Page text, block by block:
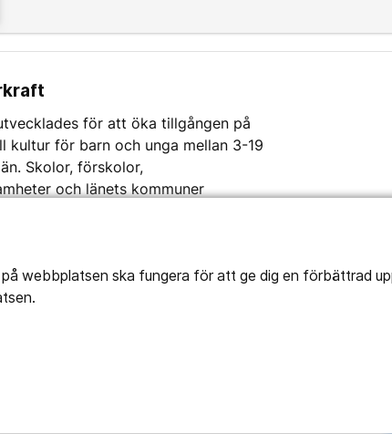
webbplatsen ska fungera för att ge dig en förbättrad
för att öka tillgången på
kultur för barn och unga mellan 3-19
Skolor, förskolor,
och länets kommuner
det urval av kulturutbud som
denna webbplats. Specifikt innehåll
med kulturutbud samt generella